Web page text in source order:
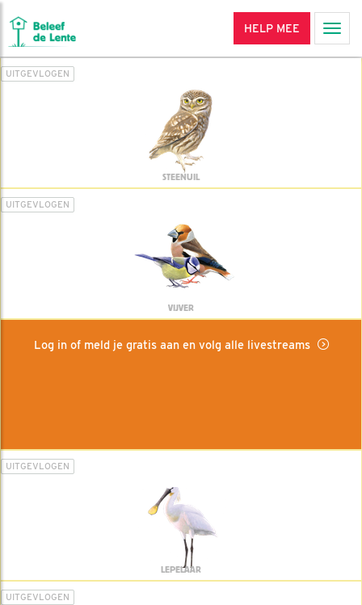
HELP MEE
UITGEVLOGEN
STEENUIL
UITGEVLOGEN
VIJVER
Log in of meld je gratis aan en volg alle livestreams
UITGEVLOGEN
LEPELAAR
UITGEVLOGEN